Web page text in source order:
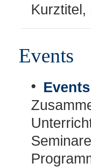
Events
• Events